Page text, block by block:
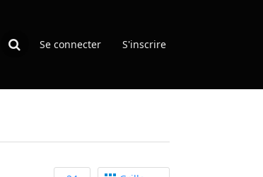
Se connecter S'inscrire